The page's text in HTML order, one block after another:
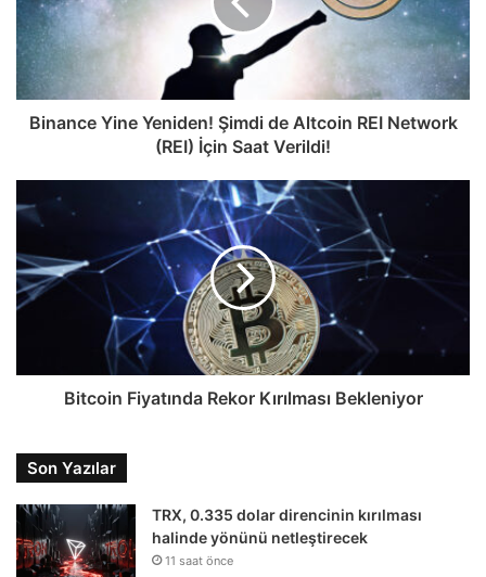
Binance Yine Yeniden! Şimdi de Altcoin REI Network
(REI) İçin Saat Verildi!
Bitcoin Fiyatında Rekor Kırılması Bekleniyor
Son Yazılar
TRX, 0.335 dolar direncinin kırılması
halinde yönünü netleştirecek
11 saat önce